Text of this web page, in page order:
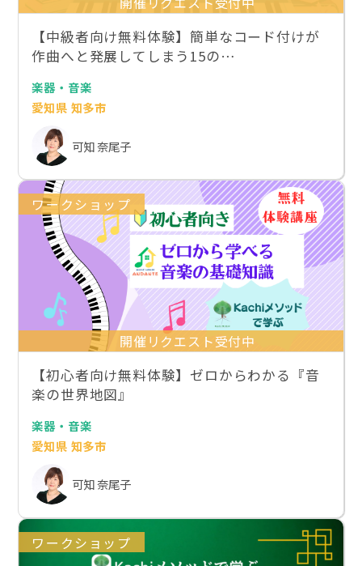
【中級者向け無料体験】簡単なコード付けが
作曲へと発展してしまう15の…
楽器・音楽
愛知県 知多市
可知 奈尾子
ワークショップ
開催リクエスト受付中
【初心者向け無料体験】ゼロからわかる『音
楽の世界地図』
楽器・音楽
愛知県 知多市
可知 奈尾子
ワークショップ